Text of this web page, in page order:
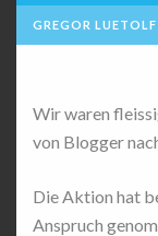
GREGOR LUETOLF
Wir waren
von Blogger
Die Aktion hat
Anspruch